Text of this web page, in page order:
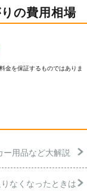
の費用相場
⾦を保証するものではありま
用品など大解説
なくなったときは